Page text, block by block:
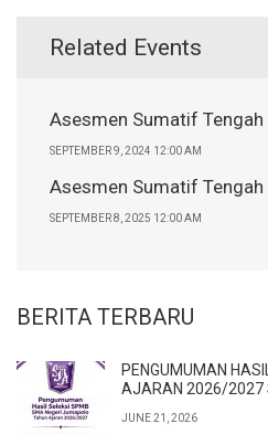
Related Events
Asesmen Sumatif
SEPTEMBER 9, 2024 12:00 AM
Asesmen Sumatif
SEPTEMBER 8, 2025 12:00 AM
BERITA TERBARU
PENGUMUMAN
AJARAN 2026/2027
JUNE 21, 2026